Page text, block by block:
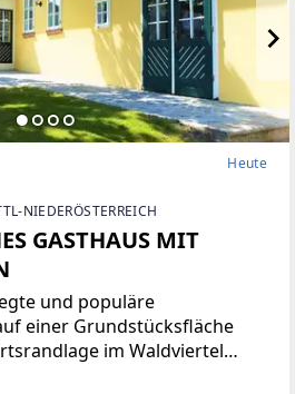
Heute
NIEDERÖSTERREICH
GASTHAUS MIT
und populäre
einer Grundstücksfläche
im Waldviertel
Nutzungsmöglichkeiten wie